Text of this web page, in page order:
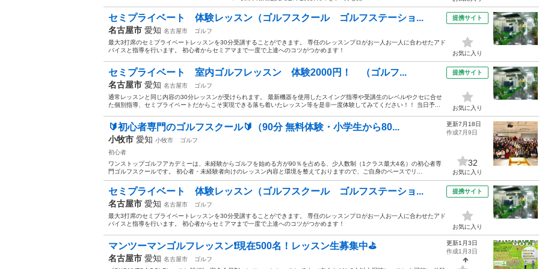
セミプライベート 体験レッスン（ゴルフスクール ゴルフステーショ...
名古屋市 愛知 名古屋市
ゴルフ
最大3打席のセミプライベートレッスンを30分受講することができます。 専任のレッスンプロがお一人お一人に合わせたアド
バイスと指導を行います。 初心者からセミアマまで一度で上達へのコツがつかめます！
提携サイト
お気に入り
セミプライベート 室内ゴルフレッスン 体験2000円！ （ゴルフ...
名古屋市 愛知 名古屋市
ゴルフ
通常レッスンと同じ内容の30分レッスンが受けられます。 最新機器を使用したスイング指導や受講生のレベルやクセに合せ
た個別指導、セミプライベートだからこそ実現できる落ち着いたレッスン等を是非一度体験してみてください！！ 当日予...
提携サイト
お気に入り
🔰初心者専門のゴルフスクール🔰（90分 無料体験・小学生から80...
小牧市 愛知 小牧市
ゴルフ
初心者
ワンストップゴルフアカデミーは、未経験からゴルフを始める方が90％を占める、少人数制（1クラス最大4名）の初心者専
門ゴルフスクールです。 初心者・未経験者向けのレッスン内容と環境を整えておりますので、ご自身のペースでリ...
更新7月18日
作成7月9日
32
お気に入り
セミプライベート 体験レッスン（ゴルフスクール ゴルフステーショ...
名古屋市 愛知 名古屋市
ゴルフ
最大3打席のセミプライベートレッスンを30分受講することができます。 専任のレッスンプロがお一人お一人に合わせたアド
バイスと指導を行います。 初心者からセミアマまで一度で上達へのコツがつかめます！
提携サイト
お気に入り
マンツーマンゴルフレッスン❗️現在500名！レッスン生募集中⛳️
名古屋市 愛知 名古屋市
ゴルフ
更新1月3日
作成1月3日